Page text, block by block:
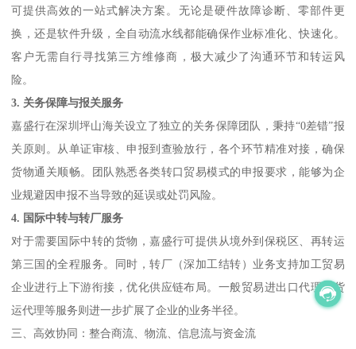
可提供高效的一站式解决方案。无论是硬件故障诊断、零部件更
换，还是软件升级，全自动流水线都能确保作业标准化、快速化。
客户无需自行寻找第三方维修商，极大减少了沟通环节和转运风
险。
3. 关务保障与报关服务
嘉盛行在深圳坪山海关设立了独立的关务保障团队，秉持“0差错”报
关原则。从单证审核、申报到查验放行，各个环节精准对接，确保
货物通关顺畅。团队熟悉各类转口贸易模式的申报要求，能够为企
业规避因申报不当导致的延误或处罚风险。
4. 国际中转与转厂服务
对于需要国际中转的货物，嘉盛行可提供从境外到保税区、再转运
第三国的全程服务。同时，转厂（深加工结转）业务支持加工贸易
企业进行上下游衔接，优化供应链布局。一般贸易进出口代理、货
运代理等服务则进一步扩展了企业的业务半径。
三、高效协同：整合商流、物流、信息流与资金流